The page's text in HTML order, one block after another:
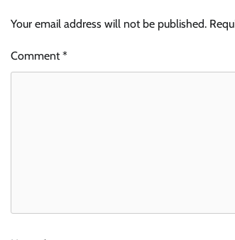
Your email address will not be published.
Comment*